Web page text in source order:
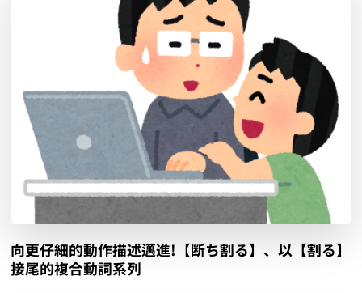
向更仔細的動作描述邁進!【断ち割る】、以【割る】
接尾的複合動詞系列